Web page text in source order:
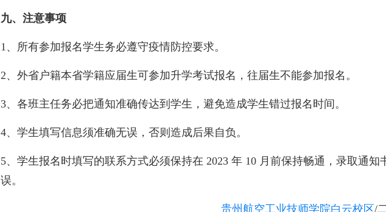
九、注意事项
1、所有参加报名学生务必遵守疫情防控要求。
2、外省户籍本省学籍应届生可参加升学考试报名，往届生不能参加报名。
3、各班主任务必把通知准确传达到学生，避免造成学生错过报名时间。
4、学生填写信息须准确无误，否则造成后果自负。
5、学生报名时填写的联系方式必须保持在 2023 年 10 月前保持畅通，录取通知
误。
贵州航空工业技师学院白云校区/